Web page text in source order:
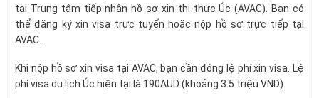
tại Trung tâm tiếp nhận hồ sơ xin thị thực Úc (AVAC). Bạn có
thể đăng ký xin visa trực tuyến hoặc nộp hồ sơ trực tiếp tại
AVAC.
Khi nộp hồ sơ xin visa tại AVAC, bạn cần đóng lệ phí xin visa. Lệ
phí visa du lịch Úc hiện tại là 190AUD (khoảng 3.5 triệu VND).